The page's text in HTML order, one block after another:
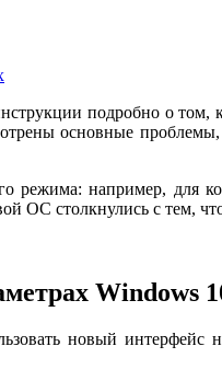
подробно о том,
основные
режима: например, для
ОС столкнулись с тем,
Windows
новый интерфейс